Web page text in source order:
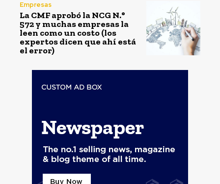
Empresas
La CMF aprobó la NCG N.°
572 y muchas empresas la
leen como un costo (los
expertos dicen que ahí está
el error)